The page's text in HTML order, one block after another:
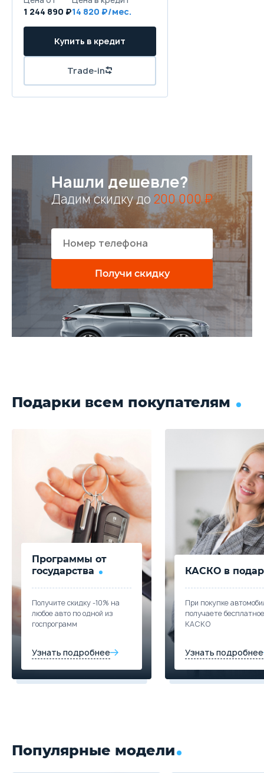
1 244 890 ₽14 820 ₽/мес.
Купить в кредит
Trade-in
Нашли дешевле?
Дадим скидку до 200 000 ₽
Получи скидку
Подарки всем покупателям
Программы от
государства
Получите скидку -10% на
любое авто по одной из
госпрограмм
Узнать подробнее
КАСКО в
При покупке
получаете бесплатное
КАСКО
Узнать подробнее
Популярные модели